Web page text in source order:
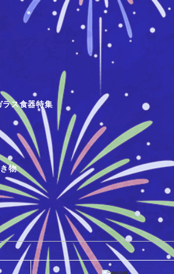
ラス食器特集
物